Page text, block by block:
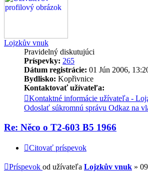
Lojzkův vnuk
Pravidelný diskutujúci
Príspevky: 265
Dátum registrácie: 01 Jún 2006,
Bydlisko: Kopřivnice
Kontaktovať užívateľa:
Kontaktné informácie užívateľa -
Odoslať súkromnú správu Odkaz na
Re: Něco o T2-603 B5 1966
Citovať príspevok
Príspevok od užívateľa Lojzkův vnuk »